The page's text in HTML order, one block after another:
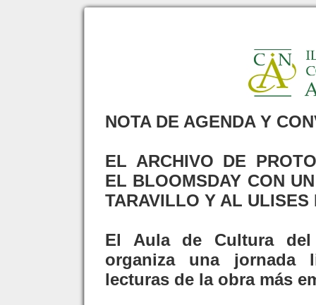
NOTA DE AGENDA Y
EL ARCHIVO DE
EL BLOOMSDAY CON
TARAVILLO Y AL ULISES
El Aula de Cultura del
organiza una jornada
lecturas de la obra más